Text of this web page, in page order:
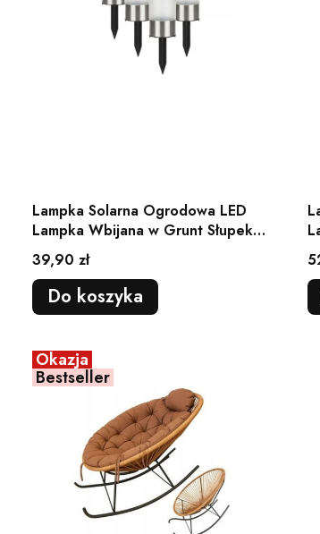
Lampka Solarna Ogrodowa LED
Lampka Wbijana w Grunt Słupek
Ogrodowy 6 szt.
Cena
39,90 zł
Do koszyka
Okazja
Bestseller